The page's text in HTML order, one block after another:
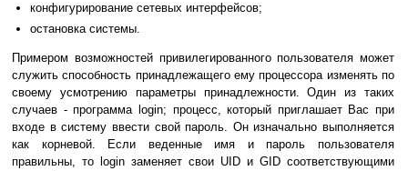
конфигурирование сетевых интерфейсов;
остановка системы.
Примером возможностей привилегированного пользователя может
служить способность принадлежащего ему процессора изменять по
своему усмотрению параметры принадлежности. Один из таких
случаев - программа login; процесс, который приглашает Вас при
входе в систему ввести свой пароль. Он изначально выполняется
как корневой. Если веденные имя и пароль пользователя
правильны, то login заменяет свои UID и GID соответствующими